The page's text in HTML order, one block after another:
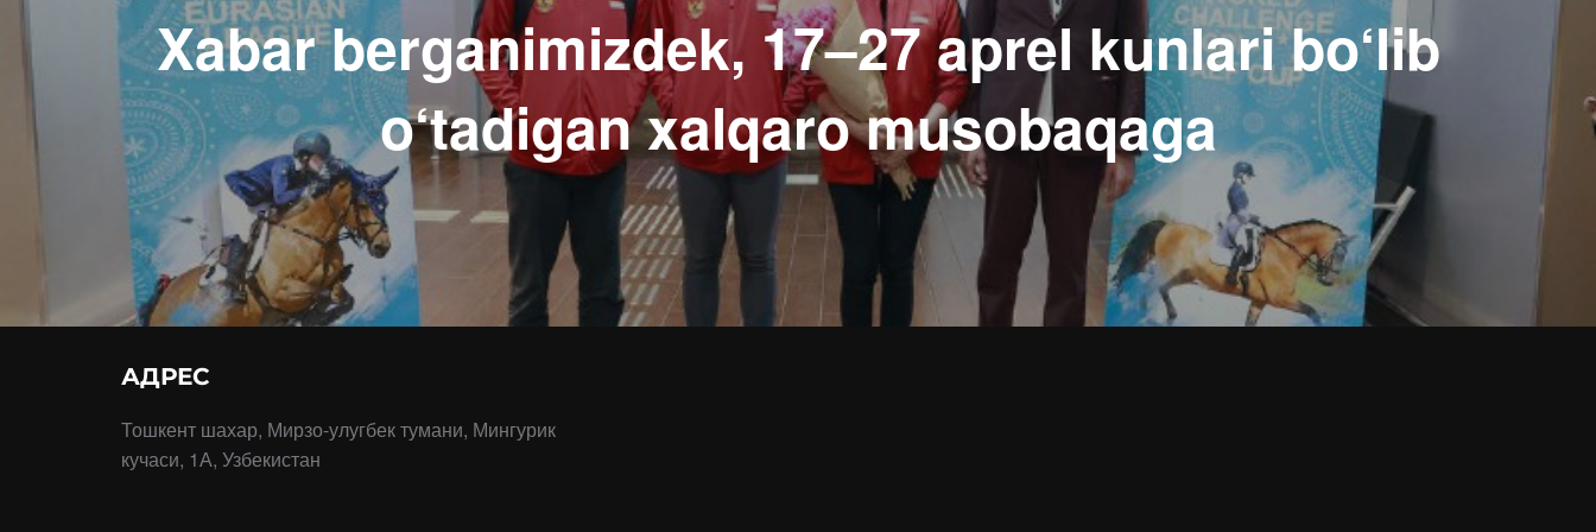
Xabar berganimizdek, 17–27 aprel kunlari bo‘lib
o‘tadigan xalqaro musobaqaga
АДРЕС
Тошкент шахар, Мирзо-улугбек тумани, Мингурик
кучаси, 1А, Узбекистан